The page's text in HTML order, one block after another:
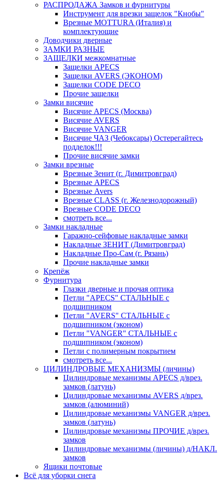
РАСПРОДАЖА Замков и фурнитуры
Инструмент для врезки защелок "Кнобы"
Врезные MOTTURA (Италия) и
комплектующие
Доводчики дверные
ЗАМКИ РАЗНЫЕ
ЗАЩЕЛКИ межкомнатные
Защелки APECS
Защелки AVERS (ЭКОНОМ)
Защелки CODE DECO
Прочие защелки
Замки висячие
Висячие APECS (Москва)
Висячие AVERS
Висячие VANGER
Висячие ЧАЗ (Чебоксары) Остерегайтесь
подделок!!!
Прочие висячие замки
Замки врезные
Врезные Зенит (г. Димитровград)
Врезные APECS
Врезные Avers
Врезные CLASS (г. Железнодорожный)
Врезные CODE DECO
смотреть все...
Замки накладные
Гаражно-сейфовые накладные замки
Накладные ЗЕНИТ (Димитровград)
Накладные Про-Сам (г. Рязань)
Прочие накладные замки
Крепёж
Фурнитура
Глазки дверные и прочая оптика
Петли "APECS" СТАЛЬНЫЕ с
подшипником
Петли "AVERS" СТАЛЬНЫЕ с
подшипником (эконом)
Петли "VANGER" СТАЛЬНЫЕ с
подшипником (эконом)
Петли с полимерным покрытием
смотреть все...
ЦИЛИНДРОВЫЕ МЕХАНИЗМЫ (личины)
Цилиндровые механизмы APECS д/врез.
замков (латунь)
Цилиндровые механизмы AVERS д/врез.
замков (алюминий)
Цилиндровые механизмы VANGER д/врез.
замков (латунь)
Цилиндровые механизмы ПРОЧИЕ д/врез.
замков
Цилиндровые механизмы (личины) д/НАКЛ.
замков
Ящики почтовые
Всё для уборки снега